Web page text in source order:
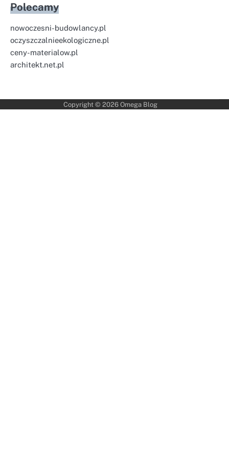
Polecamy
nowoczesni-budowlancy.pl
oczyszczalnieekologiczne.pl
ceny-materialow.pl
architekt.net.pl
Copyright © 2026 Omega Blog